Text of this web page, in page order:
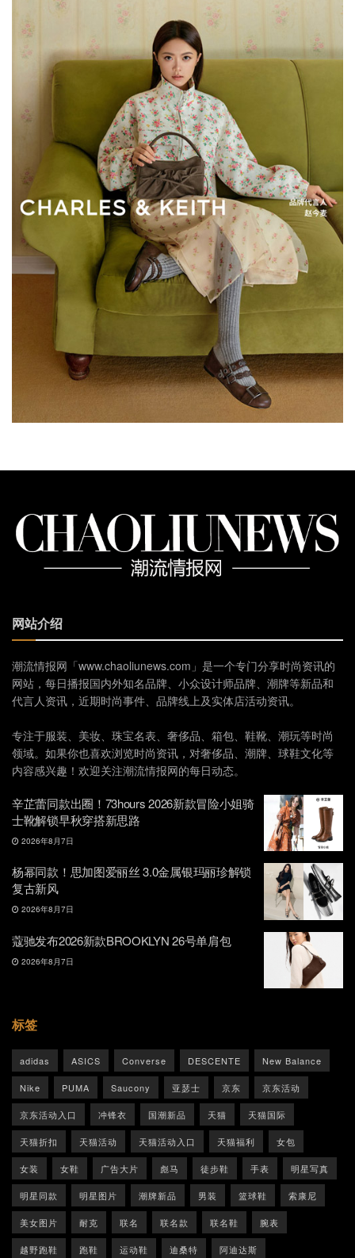
网站介绍
潮流情报网「www.chaoliunews.com」是一个专门分享时尚资讯的
网站，每日播报国内外知名品牌、小众设计师品牌、潮牌等新品和
代言人资讯，近期时尚事件、品牌线上及实体店活动资讯。
专注于服装、美妆、珠宝名表、奢侈品、箱包、鞋靴、潮玩等时尚
领域。如果你也喜欢浏览时尚资讯，对奢侈品、潮牌、球鞋文化等
内容感兴趣！欢迎关注潮流情报网的每日动态。
辛芷蕾同款出圈！73hours 2026新款冒险小姐骑
士靴解锁早秋穿搭新思路
2026年8月7日
杨幂同款！思加图爱丽丝 3.0金属银玛丽珍解锁
复古新风
2026年8月7日
蔻驰发布2026新款BROOKLYN 26号单肩包
2026年8月7日
标签
adidas ASICS Converse DESCENTE New Balance
Nike PUMA Saucony 亚瑟士 京东 京东活动
京东活动入口 冲锋衣 国潮新品 天猫 天猫国际
天猫折扣 天猫活动 天猫活动入口 天猫福利 女包
女装 女鞋 广告大片 彪马 徒步鞋 手表 明星写真
明星同款 明星图片 潮牌新品 男装 篮球鞋 索康尼
美女图片 耐克 联名 联名款 联名鞋 腕表
越野跑鞋 跑鞋 运动鞋 迪桑特 阿迪达斯